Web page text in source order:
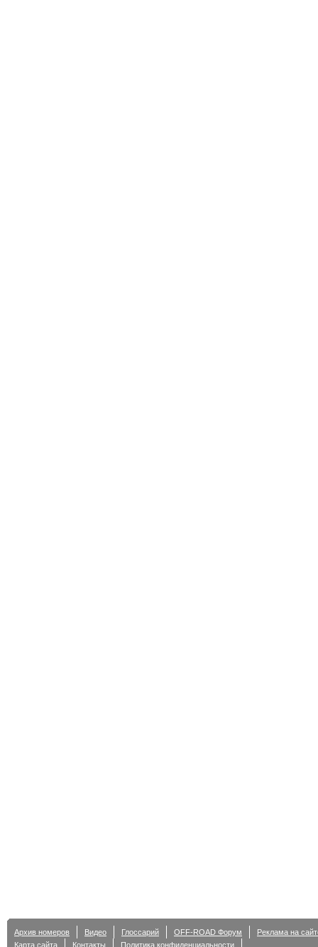
Архив номеров Видео Глоссарий OFF-ROAD Форум
Реклама на
Карта сайта
Контакты Политика конфиденциальности